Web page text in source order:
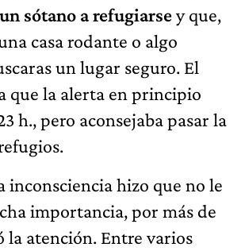
sótano a refugiarsey que,
casa rodante o algo
un lugar seguro. El
que la alerta en principio
h., pero aconsejaba pasar la
inconsciencia hizo que no le
importancia, por más de
la atención. Entre varios